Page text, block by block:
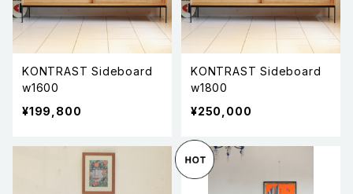
KONTRAST Sideboard
w1600
¥199,800
KONTRAST Sideboard
w1800
¥250,000